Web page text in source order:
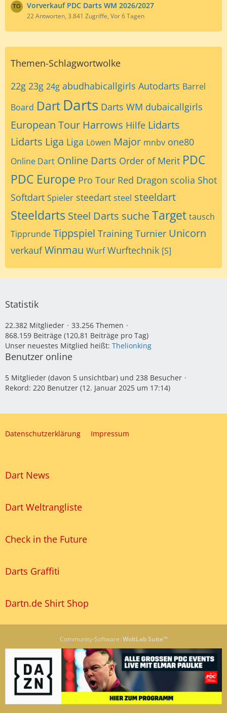
Vorverkauf PDC Darts WM 2026/2027
22 Antworten, 3.841 Zugriffe, Vor 6 Tagen
Themen-Schlagwortwolke
22g 23g 24g abudhabicallgirls Autodarts Barrel
Board Dart Darts Darts WM dubaicallgirls
European Tour Harrows Hilfe Lidarts
Lidarts Liga Liga Löwen Major mnbv one80
Online Dart Online Darts Order of Merit PDC
PDC Europe Pro Tour Red Dragon scolia Shot
Softdart Spieler steedart steel steeldart
Steeldarts Steel Darts sucheTarget tausch
Tipprunde Tippspiel Training Turnier Unicorn
verkauf Winmau Wurf Wurftechnik [S]
Statistik
22.382 Mitglieder
33.256 Themen
868.159 Beiträge (120,81 Beiträge pro Tag)
Unser neuestes Mitglied heißt: Thelionking
Benutzer online
5 Mitglieder (davon 5 unsichtbar) und 238 Besucher
Rekord: 220 Benutzer (12. Januar 2025 um 17:14)
Datenschutzerklärung Impressum
Dart News
Dart Weltrangliste
Check in the Future
Darts Graffiti
Dartn.de Shirt Shop
Community-Software: WoltLab Suite™